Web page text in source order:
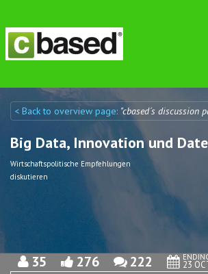
Discuto
Discuto
< Back to overview page: "cbased´s discussion
Big Data, Innovation und
Wirtschaftspolitische Empfehlungen
diskutieren
35 276 222
23